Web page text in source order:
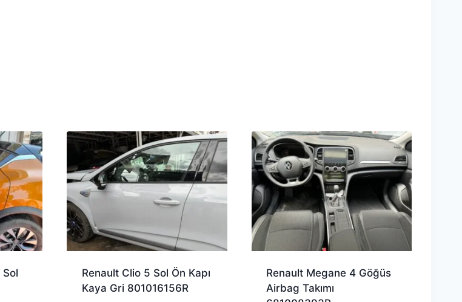
Renault Clio 5 Sol Ön Kapı
Kaya Gri 801016156R
Renault Megane 4 Göğüs
Airbag Takımı